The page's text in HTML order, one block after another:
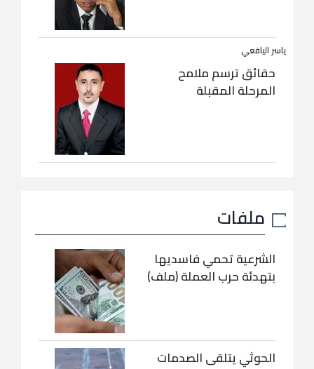
ياسر اليافعي
حقائق ترسم ملامح
المرحلة المقبلة
ملفات
الشرعية تحمي فاسديها
بتهدئة حرب العملة (ملف)
الحوثي يتلقى الصدمات